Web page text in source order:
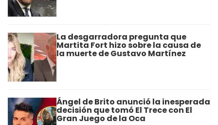
La desgarradora pregunta que
Martita Fort hizo sobre la causa de
la muerte de Gustavo Martínez
Ángel de Brito anunció la inesperada
decisión que tomó El Trece con El
Gran Juego de la Oca